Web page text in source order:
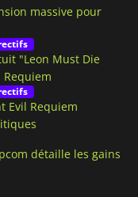
massive pour
"Leon Must Die
Requiem
Evil Requiem
détaille les gains